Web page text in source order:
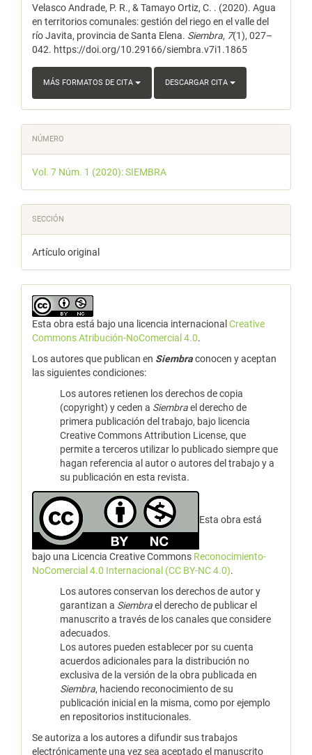
artículo
Velasco Andrade, P. R., & Tamayo Ortiz, C. . (2020). Agua
en territorios comunales: gestión del riego en el valle del
río Javita, provincia de Santa Elena. Siembra, 7(1), 027–
042. https://doi.org/10.29166/siembra.v7i1.1865
MÁS FORMATOS DE CITA DESCARGAR CITA
NÚMERO
Vol. 7 Núm. 1 (2020): SIEMBRA
SECCIÓN
Artículo original
Esta obra está bajo una licencia internacional Creative
Commons Atribución-NoComercial 4.0.
Los autores que publican en Siembraconocen y aceptan
las siguientes condiciones:
Los autores retienen los derechos de copia
(copyright) y ceden a Siembrael derecho de
primera publicación del trabajo, bajo licencia
Creative Commons Attribution License, que
permite a terceros utilizar lo publicado siempre que
hagan referencia al autor o autores del trabajo y a
su publicación en esta revista.
Esta obra está
bajo una Licencia Creative Commons Reconocimiento-
NoComercial 4.0 Internacional (CC BY-NC 4.0).
Los autores conservan los derechos de autor y
garantizan a Siembrael derecho de publicar el
manuscrito a través de los canales que considere
adecuados.
Los autores pueden establecer por su cuenta
acuerdos adicionales para la distribución no
exclusiva de la versión de la obra publicada en
Siembra, haciendo reconocimiento de su
publicación inicial en la misma, como por ejemplo
en repositorios institucionales.
Se autoriza a los autores a difundir sus trabajos
electrónicamente una vez sea aceptado el manuscrito